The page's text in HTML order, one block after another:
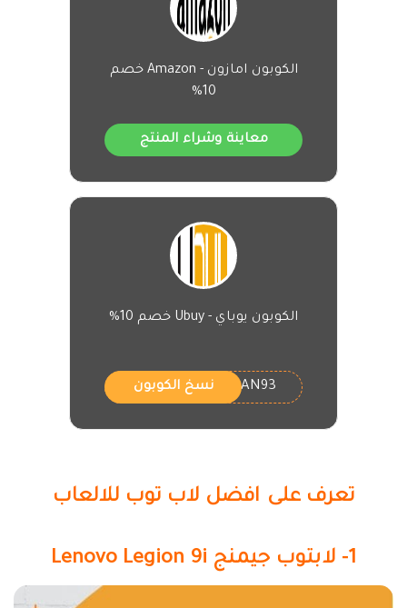
الكوبون امازون - Amazon خصم
10%
معاينة وشراء المنتج
الكوبون يوباي - Ubuy خصم 10%
UBAN93 نسخ الكوبون
تعرف على افضل لاب توب للالعاب
1- لابتوب جيمنج Lenovo Legion 9i